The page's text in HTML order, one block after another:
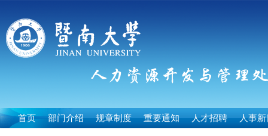
首页 部门介绍 规章制度 重要通知 人才招聘 人事新